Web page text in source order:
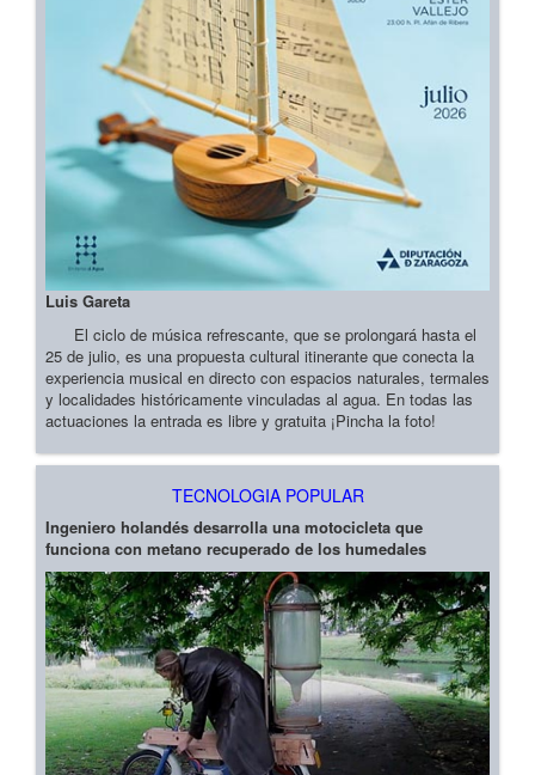
Luis Gareta
El ciclo de música refrescante, que se prolongará hasta el
25 de julio, es una propuesta cultural itinerante que conecta la
experiencia musical en directo con espacios naturales, termales
y localidades históricamente vinculadas al agua. En todas las
actuaciones la entrada es libre y gratuita ¡Pincha la foto!
TECNOLOGIA POPULAR
Ingeniero holandés desarrolla una motocicleta que
funciona con metano recuperado de los humedales